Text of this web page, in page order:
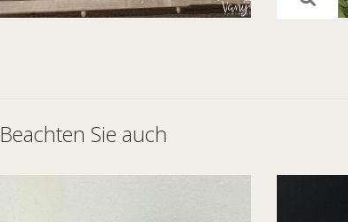
Beachten Sie auch